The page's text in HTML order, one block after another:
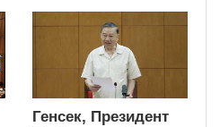
Генсек, Президент